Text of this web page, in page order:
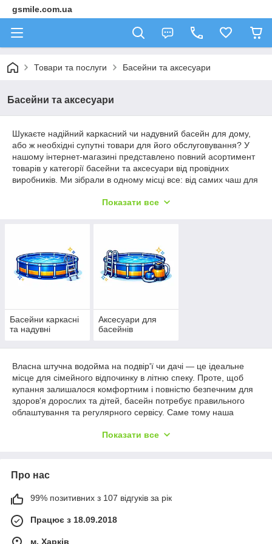
gsmile.com.ua
Товари та послуги Басейни та аксесуари
Басейни та аксесуари
Шукаєте надійний каркасний чи надувний басейн для дому,
або ж необхідні супутні товари для його обслуговування? У
нашому інтернет-магазині представлено повний асортимент
товарів у категорії басейни та аксесуари від провідних
виробників. Ми зібрали в одному місці все: від самих чаш для
та безпеку води. Обирайте необхідні позиції в каталозі нижче
Показати все
Басейни каркасні
та надувні
Аксесуари для
басейнів
Власна штучна водойма на подвір'ї чи дачі — це ідеальне
місце для сімейного відпочинку в літню спеку. Проте, щоб
купання залишалося комфортним і повністю безпечним для
здоров'я дорослих та дітей, басейн потребує правильного
облаштування та регулярного сервісу. Саме тому наша
високотехнологічні аксесуари для басейнів, які спрощують
Що необхідно для функціонування та догляду
Для зручності пошуку весь асортимент розділений на
профільні підкатегорії, що дозволяє швидко укомплектувати
вашу аквазону:
Показати все
Про нас
99% позитивних з 107 відгуків за рік
Працює з 18.09.2018
м. Харків